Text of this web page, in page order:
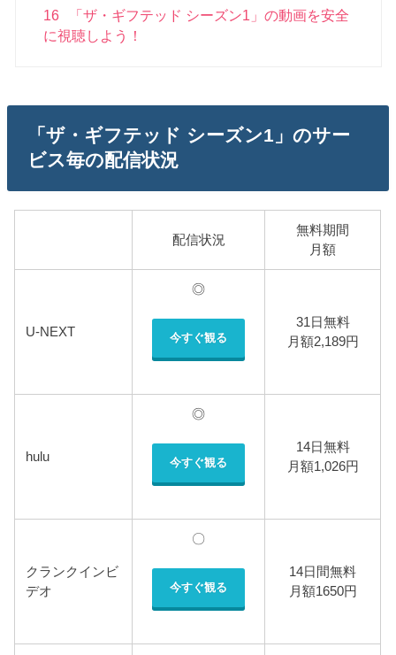
16
「ザ・ギフテッド シーズン1」の動画を安全
に視聴しよう！
「ザ・ギフテッド シーズン1」のサー
ビス毎の配信状況
配信状況
無料期間
月額
U-NEXT
◎
今すぐ観る
31日無料
月額2,189円
hulu
◎
今すぐ観る
14日無料
月額1,026円
クランクインビ
デオ
〇
今すぐ観る
14日間無料
月額1650円